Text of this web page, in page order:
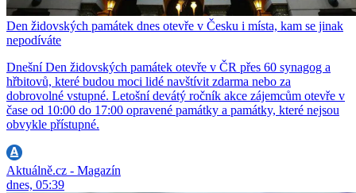
Den židovských památek dnes otevře v Česku i místa, kam se jinak
nepodíváte
Dnešní Den židovských památek otevře v ČR přes 60 synagog a
hřbitovů, které budou moci lidé navštívit zdarma nebo za
dobrovolné vstupné. Letošní devátý ročník akce zájemcům otevře v
čase od 10:00 do 17:00 opravené památky a památky, které nejsou
obvykle přístupné.
Aktuálně.cz - Magazín
dnes, 05:39